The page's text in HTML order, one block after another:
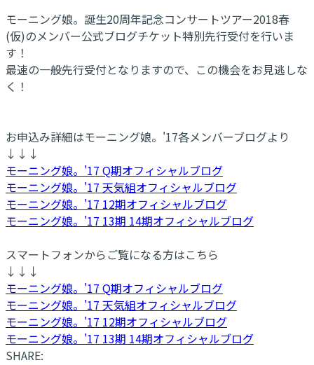
モーニング娘。誕生20周年記念コンサートツアー2018春
(仮)のメンバー公式ブログチケット特別先行受付を行いま
す！
最速の一般先行受付となりますので、この機会をお見逃しな
く！
お申込み詳細はモーニング娘。'17各メンバーブログより
↓↓↓
モーニング娘。'17 Q期オフィシャルブログ
モーニング娘。'17 天気組オフィシャルブログ
モーニング娘。'17 12期オフィシャルブログ
モーニング娘。'17 13期 14期オフィシャルブログ
スマートフォンからご覧になる方はこちら
↓↓↓
モーニング娘。'17 Q期オフィシャルブログ
モーニング娘。'17 天気組オフィシャルブログ
モーニング娘。'17 12期オフィシャルブログ
モーニング娘。'17 13期 14期オフィシャルブログ
SHARE: